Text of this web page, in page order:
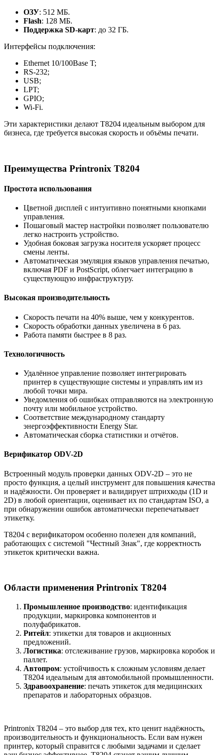
ОЗУ: 512 МБ.
Flash: 128 МБ.
Поддержка SD-карт: до 32 ГБ.
Интерфейсы подключения:
Ethernet 10/100Base T;
RS-232;
USB;
LPT;
GPIO;
Wi-Fi.
Эти характеристики делают T8204 идеальным выбором для
бизнеса, где требуется высокая скорость и объёмы печати.
Преимущества Printronix T8204
Простота использования
Цветной дисплей с интуитивно понятными кнопками
управления.
Пошаговый мастер настройки позволяет пользователю
легко настроить устройство.
Удобная боковая загрузка носителя ускоряет процесс
смены ленты.
Автоматическая эмуляция языков управления печатью,
включая PDF и PostScript, облегчает интеграцию в
существующую инфраструктуру.
Высокая производительность
Скорость печати на 40% выше, чем у конкурентов.
Скорость обработки данных увеличена в 6 раз.
Работа памяти быстрее в 8 раз.
Технологичность
Удалённое управление позволяет интегрировать
принтер в существующие системы и управлять им из
любой точки мира.
Уведомления об ошибках отправляются на электронную
почту или мобильное устройство.
Соответствие международному стандарту
энергоэффективности Energy Star.
Автоматическая сборка статистики и отчётов.
Верификатор ODV-2D
Встроенный модуль проверки данных ODV-2D – это не
просто функция, а целый инструмент для повышения качества
и надёжности. Он проверяет и валидирует штрихкоды (1D и
2D) в любой ориентации, оценивает их по стандартам ISO, а
при обнаружении ошибок автоматически перепечатывает
этикетку.
T8204 с верификатором особенно полезен для компаний,
работающих с системой "Честный Знак", где корректность
этикеток критически важна.
Области применения Printronix T8204
Промышленное производство: идентификация
продукции, маркировка компонентов и
полуфабрикатов.
Ритейл: этикетки для товаров и акционных
предложений.
Логистика: отслеживание грузов, маркировка коробок и
паллет.
Автопром: устойчивость к сложным условиям делает
T8204 идеальным для автомобильной промышленности.
Здравоохранение: печать этикеток для медицинских
препаратов и лабораторных образцов.
Printronix T8204 – это выбор для тех, кто ценит надёжность,
производительность и функциональность. Если вам нужен
принтер, который справится с любыми задачами и сделает